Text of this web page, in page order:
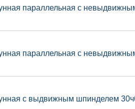
параллельная с
параллельная с
с выдвижным шпинделем